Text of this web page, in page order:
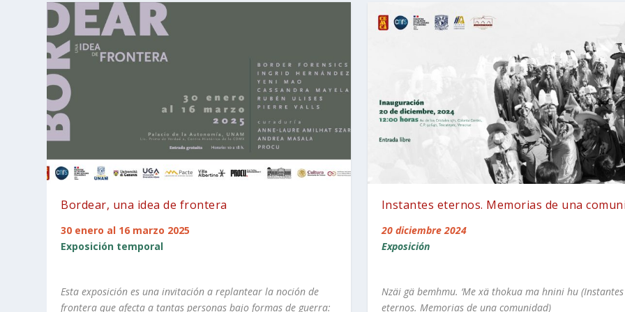
Bordear, una idea de frontera
30 enero al 16 marzo 2025
Exposición temporal
Esta exposición es una invitación a replantear la noción de
frontera que afecta a tantas personas bajo formas de guerra:
Instantes eternos. Memorias de una
20 diciembre 2024
Exposición
Nzäi gä bemhmu. ‘Me xä thokua ma hnini hu (Instantes
eternos. Memorias de una comunidad)